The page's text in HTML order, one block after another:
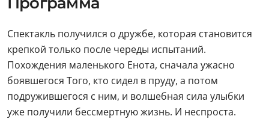
Спектакль получился о дружбе, которая становится
крепкой только после череды испытаний.
Похождения маленького Енота, сначала ужасно
боявшегося Того, кто сидел в пруду, а потом
подружившегося с ним, и волшебная сила улыбки
уже получили бессмертную жизнь. И неспроста.